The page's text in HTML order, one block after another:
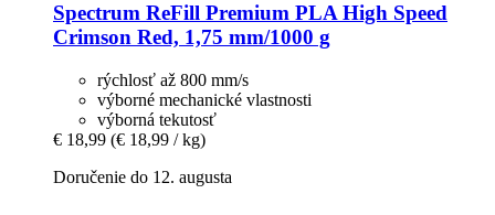
Spectrum ReFill Premium PLA High Speed
Crimson Red, 1,75 mm/1000 g
rýchlosť až 800 mm/s
výborné mechanické vlastnosti
výborná tekutosť
€ 18,99 (€ 18,99 / kg)
Doručenie do 12. augusta